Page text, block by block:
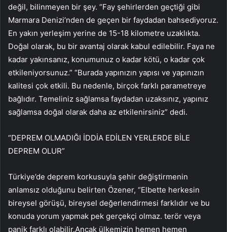
değil, bilinmeyen bir şey. “Fay şehirlerden geçtiği gibi
Marmara Denizi’nden de geçen bir faydadan bahsediyoruz.
En yakın yerleşim yerine de 15-18 kilometre uzaklıkta.
Doğal olarak, bu bir avantaj olarak kabul edilebilir. Faya ne
kadar yakınsanız, konumunuz o kadar kötü, o kadar çok
etkileniyorsunuz.” “Burada yapınızın yapısı ve yapınızın
kalitesi çok etkili. Bu nedenle, birçok farklı parametreye
bağlıdır. Temeliniz sağlamsa faydadan uzaksınız, yapınız
sağlamsa doğal olarak daha az etkilenirsiniz” dedi.
“DEPREM OLMADIĞI İDDİA EDİLEN YERLERDE BİLE
DEPREM OLUR”
Türkiye’de deprem korkusuyla şehir değiştirmenin
anlamsız olduğunu belirten Özener, “Elbette herkesin
bireysel görüşü, bireysel değerlendirmesi farklıdır ve bu
konuda yorum yapmak pek gerçekçi olmaz. terör veya
panik farklı olabilir.Ancak ülkemizin hemen hemen